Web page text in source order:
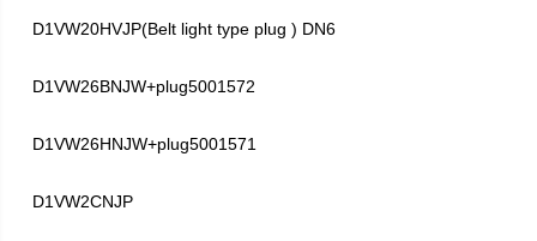
D1VW20HVJP(Belt light type plug ) DN6
D1VW26BNJW+plug5001572
D1VW26HNJW+plug5001571
D1VW2CNJP